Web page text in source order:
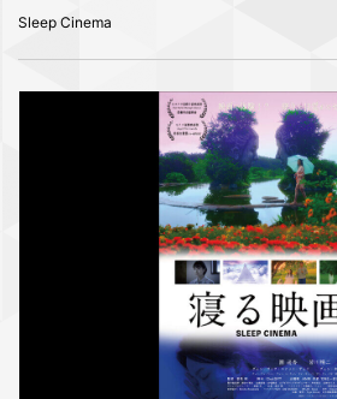
Sleep Cinema